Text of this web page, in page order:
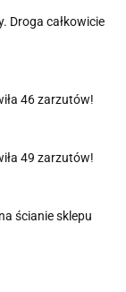
Droga całkowicie
46 zarzutów!
49 zarzutów!
ścianie sklepu